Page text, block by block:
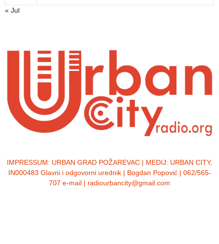
« Jul
IMPRESSUM: URBAN GRAD POŽAREVAC | MEDIJ: URBAN CITY,
IN000483 Glavni i odgovorni urednik | Bogdan Popović | 062/565-
707 e-mail | radiourbancity@gmail.com